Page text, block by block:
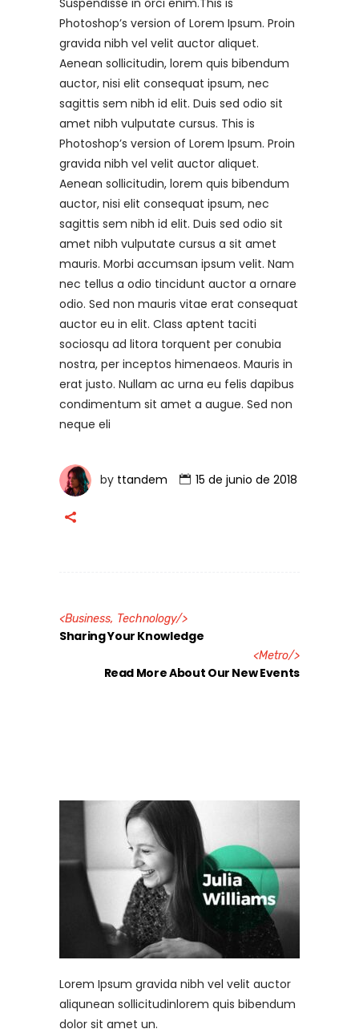
Photoshop’s version of Lorem Ipsum. Proin
gravida nibh vel velit auctor aliquet.
Aenean sollicitudin, lorem quis bibendum
auctor, nisi elit consequat ipsum, nec
sagittis sem nibh id elit. Duis sed odio sit
amet nibh vulputate cursus. This is
Photoshop’s version of Lorem Ipsum. Proin
gravida nibh vel velit auctor aliquet.
Aenean sollicitudin, lorem quis bibendum
auctor, nisi elit consequat ipsum, nec
sagittis sem nibh id elit. Duis sed odio sit
amet nibh vulputate cursus a sit amet
mauris. Morbi accumsan ipsum velit. Nam
nec tellus a odio tincidunt auctor a ornare
odio. Sed non mauris vitae erat consequat
auctor eu in elit. Class aptent taciti
sociosqu ad litora torquent per conubia
nostra, per inceptos himenaeos. Mauris in
erat justo. Nullam ac urna eu felis dapibus
condimentum sit amet a augue. Sed non
neque eli
by ttandem 15 de junio de 2018
<Business, Technology/>
Sharing Your Knowledge
<Metro/>
Read More About Our New Events
Lorem Ipsum gravida nibh vel velit auctor
aliqunean sollicitudinlorem quis bibendum
dolor sit amet un.